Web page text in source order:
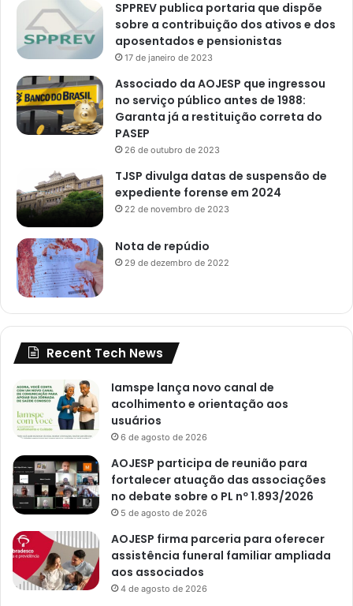
SPPREV publica portaria que dispõe
sobre a contribuição dos ativos e dos
aposentados e pensionistas
17 de janeiro de 2023
Associado da AOJESP que ingressou
no serviço público antes de 1988:
Garanta já a restituição correta do
PASEP
26 de outubro de 2023
TJSP divulga datas de suspensão de
expediente forense em 2024
22 de novembro de 2023
Nota de repúdio
29 de dezembro de 2022
Recent Tech News
Iamspe lança novo canal de
acolhimento e orientação aos
usuários
6 de agosto de 2026
AOJESP participa de reunião para
fortalecer atuação das associações
no debate sobre o PL nº 1.893/2026
5 de agosto de 2026
AOJESP firma parceria para oferecer
assistência funeral familiar ampliada
aos associados
4 de agosto de 2026